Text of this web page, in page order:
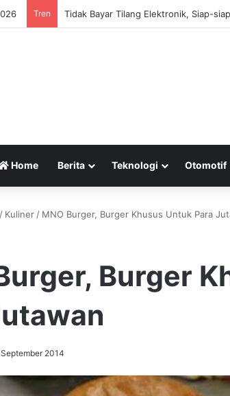
Tren
Home Berita Teknologi Otomotif
/ Kuliner / MNO Burger, Burger Khusus Untuk Para
Burger
2014